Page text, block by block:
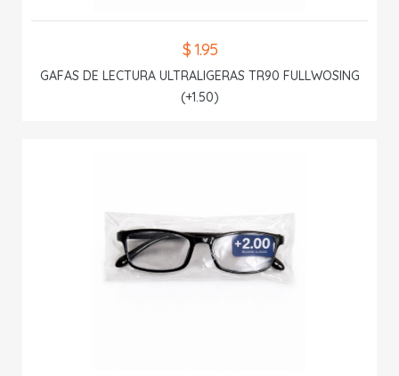
$ 1.95
GAFAS DE LECTURA ULTRALIGERAS TR90 FULLWOSING
(+1.50)